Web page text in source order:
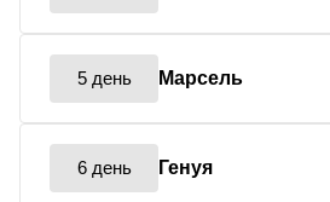
5 день Марсель
6 день Генуя